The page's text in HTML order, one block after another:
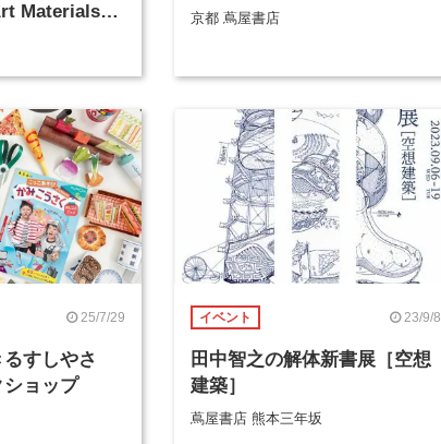
Materials
京都 蔦屋書店
25/7/29
すしやさ
ョップ
イベント 23/9/8
田中智之の解体新書展［空想
建築］
蔦屋書店 熊本三年坂